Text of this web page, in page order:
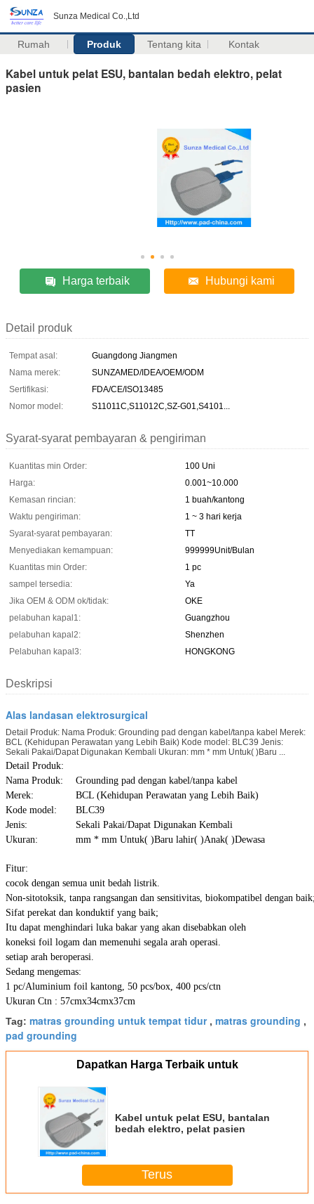
Sunza Medical Co.,Ltd
Rumah Produk Tentang kita Kontak
Kabel untuk pelat ESU, bantalan bedah elektro, pelat
pasien
Harga terbaik Hubungi kami
Detail produk
Tempat asal:
Guangdong Jiangmen
Nama merek:
SUNZAMED/IDEA/OEM/ODM
Sertifikasi:
FDA/CE/ISO13485
Nomor model:
S11011C,S11012C,SZ-G01,S4101...
Syarat-syarat pembayaran & pengiriman
Kuantitas min Order:
100 Uni
Harga:
0.001~10.000
Kemasan rincian:
1 buah/kantong
Waktu pengiriman:
1 ~ 3 hari kerja
Syarat-syarat pembayaran:
TT
Menyediakan kemampuan:
999999Unit/Bulan
Kuantitas min Order:
1 pc
sampel tersedia:
Ya
Jika OEM & ODM ok/tidak:
OKE
pelabuhan kapal1:
Guangzhou
pelabuhan kapal2:
Shenzhen
Pelabuhan kapal3:
HONGKONG
Deskripsi
Alas landasan elektrosurgical
Detail Produk: Nama Produk: Grounding pad dengan kabel/tanpa kabel Merek:
BCL (Kehidupan Perawatan yang Lebih Baik) Kode model: BLC39 Jenis:
Sekali Pakai/Dapat Digunakan Kembali Ukuran: mm * mm Untuk( )Baru ...
Detail Produk:
Nama Produk:
Grounding pad dengan kabel/tanpa kabel
Merek:
BCL (Kehidupan Perawatan yang Lebih Baik)
Kode model:
BLC39
Jenis:
Sekali Pakai/Dapat Digunakan Kembali
Ukuran:
mm * mm Untuk( )Baru lahir( )Anak( )Dewasa
Fitur:
cocok dengan semua unit bedah listrik.
Non-sitotoksik, tanpa rangsangan dan sensitivitas, biokompatibel dengan
Sifat perekat dan konduktif yang baik;
Itu dapat menghindari luka bakar yang akan disebabkan oleh
koneksi foil logam dan memenuhi segala arah operasi.
setiap arah beroperasi.
Sedang mengemas:
1 pc/Aluminium foil kantong, 50 pcs/box, 400 pcs/ctn
Ukuran Ctn : 57cmx34cmx37cm
Tag: matras grounding untuk tempat tidur, matras grounding ,
pad grounding
Dapatkan Harga Terbaik untuk
Kabel untuk pelat ESU, bantalan
bedah elektro, pelat pasien
Terus